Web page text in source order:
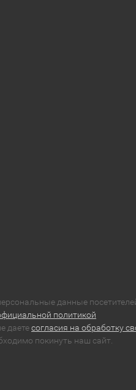
данные
политикой
даетесогласия на обработку
покинуть наш сайт.